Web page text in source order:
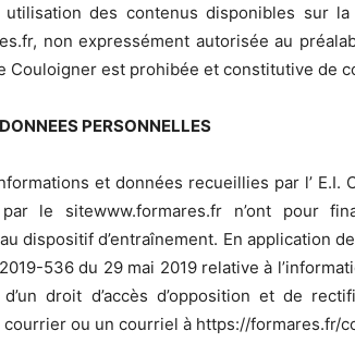
utilisation des contenus disponibles sur
non expressément autorisée au
Couloigner est prohibée et constitutive de
PERSONNELLES
et données recueillies par l’ E.I.
le sitewww.formares.fr n’ont pour
dispositif d’entraînement. En application
536 du 29 mai 2019 relative à
d’un droit d’accès d’opposition et de
courrier ou un courriel à https://formares.fr/